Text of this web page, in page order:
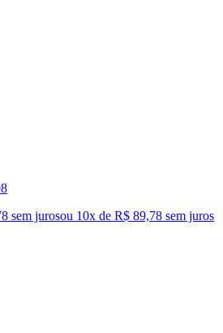
sem jurosou 10x de R$ 89,78 sem juros